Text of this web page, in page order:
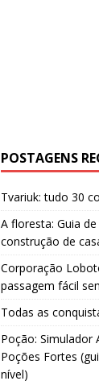
POSTAGENS
Tvariuk: tudo 30
A floresta: Guia
construção de
Corporação
passagem fácil
Todas as
Poção: Simulador
Poções Fortes
nível)